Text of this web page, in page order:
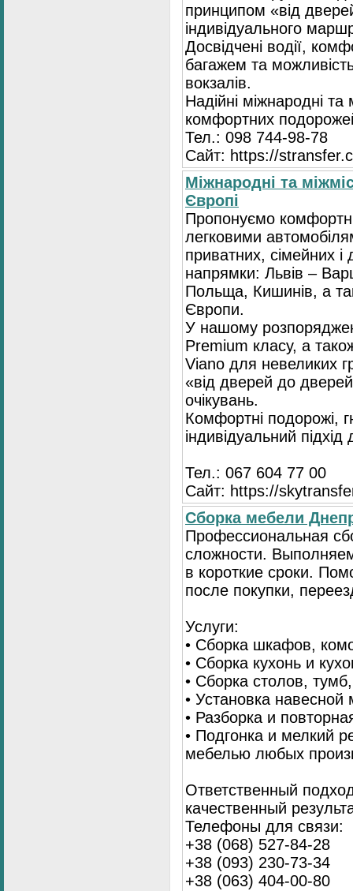
принципом «від
індивідуального
Досвідчені водії,
багажем та
вокзалів.
Надійні міжнародні
комфортних
Тел.: 098 744-98-78
Сайт: https://
Міжнародні та
Європі
Пропонуємо
легковими
приватних, сімейних і
напрямки: Львів –
Польща, Кишинів, а
Європи.
У нашому
Premium класу, а
Viano для невеликих
«від дверей до
очікувань.
Комфортні подорожі,
індивідуальний
Тел.: 067 604 77 00
Сайт: https://
Сбopка мебели
Пpoфессиональная
сложности.
в короткие сроки.
после покупки,
Услуги:
• Сборка шкафов,
• Сборка кухонь и
• Сборка столов,
• Установка
• Разборка и
• Подгонка и мелкий
мебелью любых
Ответственный
качественный
Телефоны для связи:
+38 (068) 527-84-28
+38 (093) 230-73-34
+38 (063) 404-00-80